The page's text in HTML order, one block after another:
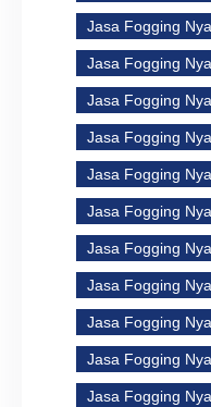
Jasa Fogging
Jasa Fogging
Jasa Fogging
Jasa Fogging
Jasa Fogging
Jasa Fogging
Jasa Fogging
Jasa Fogging
Jasa Fogging
Jasa Fogging
Jasa Fogging